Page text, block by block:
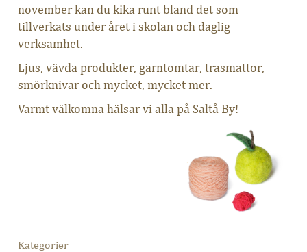
november kan du kika runt bland det som
tillverkats under året i skolan och daglig
verksamhet.
Ljus, vävda produkter, garntomtar, trasmattor,
smörknivar och mycket, mycket mer.
Varmt välkomna hälsar vi alla på Saltå By!
Kategorier